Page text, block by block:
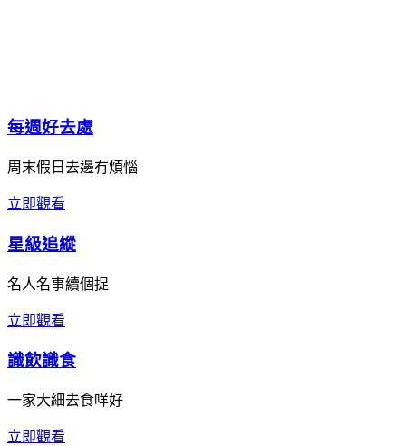
每週好去處
周末假日去邊冇煩惱
立即觀看
星級追縱
名人名事續個捉
立即觀看
識飲識食
一家大細去食咩好
立即觀看